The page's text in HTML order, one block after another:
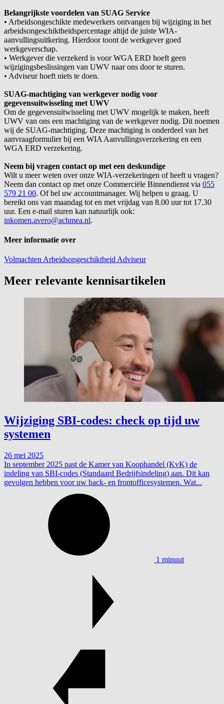
Belangrijkste voordelen van SUAG Service
• Arbeidsongeschikte medewerkers ontvangen bij wijziging in het
arbeidsongeschiktheidspercentage altijd de juiste WIA-
aanvullingsuitkering. Hierdoor toont de werkgever goed
werkgeverschap.
• Werkgever die verzekerd is voor WGA ERD hoeft geen
wijzigingsbeslissingen van UWV naar ons door te sturen.
• Adviseur hoeft niets te doen.
SUAG-machtiging van werkgever nodig voor
gegevensuitwisseling met UWV
Om de gegevensuitwisseling met UWV mogelijk te maken, heeft
UWV van ons een machtiging van de werkgever nodig. Dit noemen
wij de SUAG-machtiging. Deze machtiging is onderdeel van het
aanvraagformulier bij een WIA Aanvullingsverzekering en een
WGA ERD verzekering.
Neem bij vragen contact op met een deskundige
Wilt u meer weten over onze WIA-verzekeringen of heeft u vragen?
Neem dan contact op met onze Commerciële Binnendienst via 055
579 21 00. Of bel uw accountmanager. Wij helpen u graag. U
bereikt ons van maandag tot en met vrijdag van 8.00 uur tot 17.30
uur. Een e-mail sturen kan natuurlijk ook:
inkomen.avero@achmea.nl.
Meer informatie over
VolmachtenArbeidsongeschiktheidAdviseur
Meer relevante kennisartikelen
Wijziging SBI-codes: check op tijd uw
systemen
26 mei 2025
In september 2025 past de Kamer van Koophandel (KvK) de
indeling van SBI-codes (Standaard Bedrijfsindeling) aan. Dit kan
gevolgen hebben voor uw back- en frontofficesystemen. Wat...
1 minuut